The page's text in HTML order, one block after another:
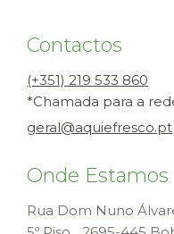
Contactos
(+351) 219 533 860
*Chamada para a
geral@aquiefresco.pt
Onde Estamos
Rua Dom Nuno